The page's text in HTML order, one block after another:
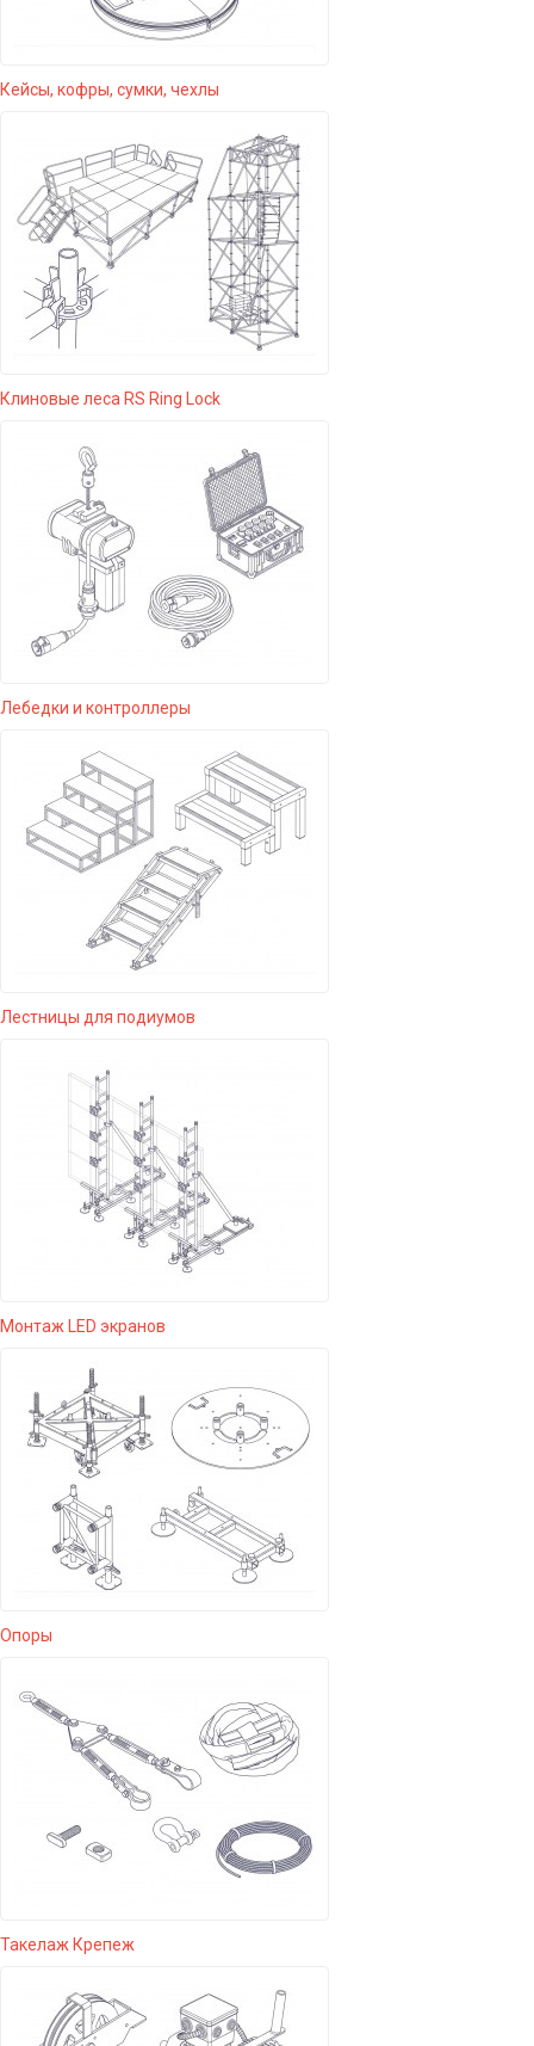
Кейсы, кофры, сумки, чехлы
Клиновые леса RS Ring Lock
Лебедки и контроллеры
Лестницы для подиумов
Монтаж LED экранов
Опоры
Такелаж Крепеж